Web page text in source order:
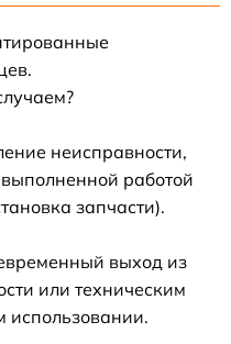
неисправности,
работой
запчасти).
выход из
или техническим